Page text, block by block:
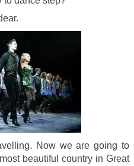
Now we are going to
beautiful country in Great